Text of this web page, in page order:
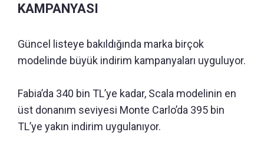
KAMPANYASI
Güncel listeye bakıldığında marka birçok
modelinde büyük indirim kampanyaları uyguluyor.
Fabia’da 340 bin TL’ye kadar, Scala modelinin en
üst donanım seviyesi Monte Carlo’da 395 bin
TL’ye yakın indirim uygulanıyor.